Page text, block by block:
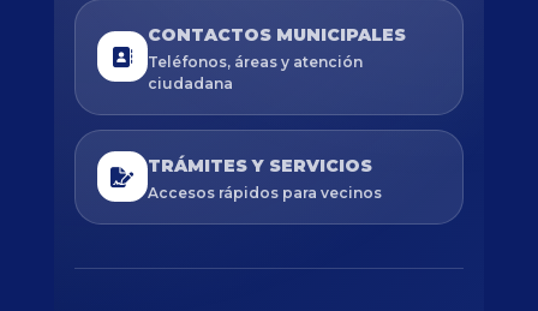
CONTACTOS MUNICIPALES
Teléfonos, áreas y atención
ciudadana
TRÁMITES Y SERVICIOS
Accesos rápidos para vecinos